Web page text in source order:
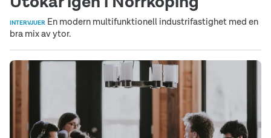
INTERVJUER En modern multifunktionell industrifastighet med en
bra mix av ytor.